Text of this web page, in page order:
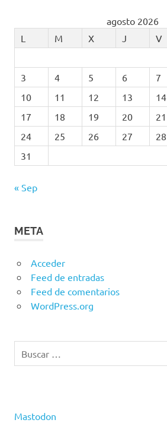
agosto 2026
L
M X J V
3
4 5 6 7
10
11 12 13 14
17
18 19 20 21
24
25 26 27 28
31
« Sep
META
Acceder
Feed de entradas
Feed de comentarios
WordPress.org
Mastodon